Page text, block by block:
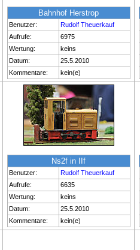
Bahnhof Herstrop
Benutzer:
Rudolf Theuerkauf
Aufrufe:
6975
Wertung:
keins
Datum:
25.5.2010
Kommentare:
kein(e)
Ns2f in IIf
Benutzer:
Rudolf Theuerkauf
Aufrufe:
6635
Wertung:
keins
Datum:
25.5.2010
Kommentare:
kein(e)